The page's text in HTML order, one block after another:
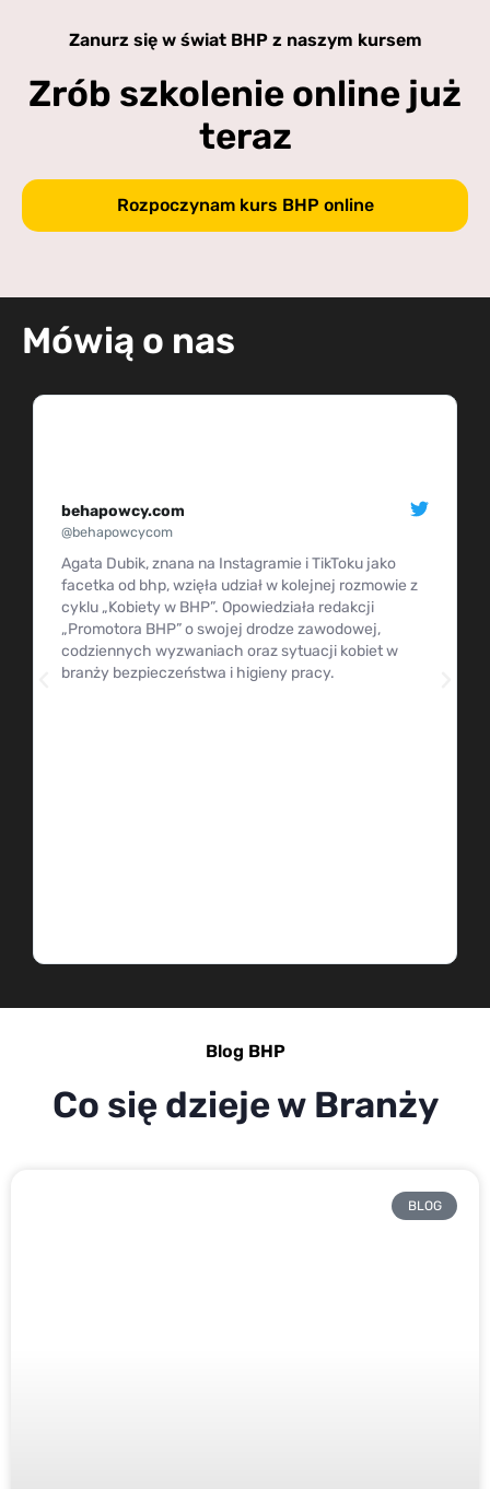
Zanurz się w świat BHP z naszym kursem
Zrób szkolenie online już
teraz
Rozpoczynam kurs BHP online
Mówią o nas
behapowcy.com
@behapowcycom
Agata Dubik, znana na Instagramie i TikToku jako
facetka od bhp, wzięła udział w kolejnej rozmowie z
cyklu „Kobiety w BHP”. Opowiedziała redakcji
„Promotora BHP” o swojej drodze zawodowej,
codziennych wyzwaniach oraz sytuacji kobiet w
branży bezpieczeństwa i higieny pracy.
Blog BHP
Co się dzieje w Branży
BLOG